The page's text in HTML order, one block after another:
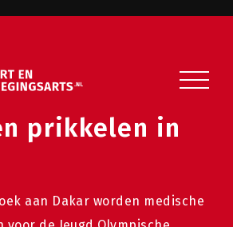
prikkelen in
aan Dakar worden medische